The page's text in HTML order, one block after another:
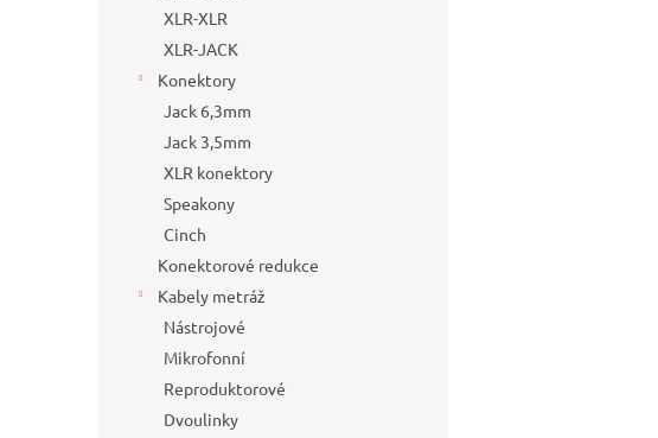
XLR-XLR
XLR-JACK
Konektory
Jack 6,3mm
Jack 3,5mm
XLR konektory
Speakony
Cinch
Konektorové redukce
Kabely metráž
Nástrojové
Mikrofonní
Reproduktorové
Dvoulinky